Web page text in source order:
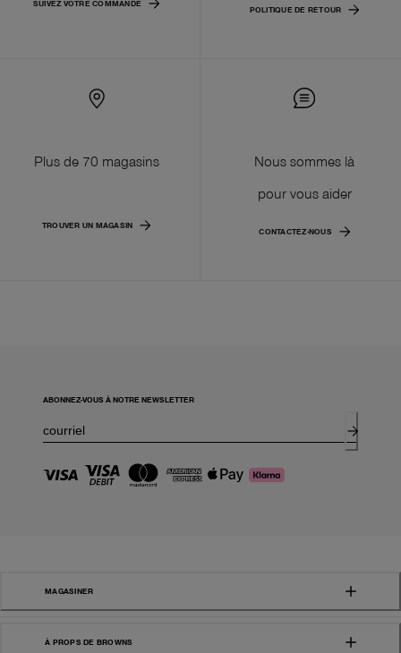
SUIVEZ VOTRE COMMANDE
POLITIQUE DE RETOUR
Plus de 70 magasins
TROUVER UN MAGASIN
Nous sommes là
pour vous aider
CONTACTEZ-NOUS
ABONNEZ-VOUS À NOTRE NEWSLETTER
MAGASINER
À PROPS DE BROWNS